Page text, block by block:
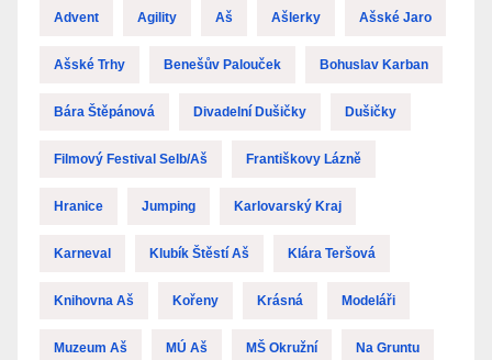
Advent Agility Aš Ašlerky Ašské Jaro
Ašské Trhy Benešův Palouček Bohuslav Karban
Bára Štěpánová Divadelní Dušičky Dušičky
Filmový Festival Selb/Aš Františkovy Lázně
Hranice Jumping Karlovarský Kraj
Karneval Klubík Štěstí Aš Klára Teršová
Knihovna Aš Kořeny Krásná Modeláři
Muzeum Aš MÚ Aš MŠ Okružní Na Gruntu